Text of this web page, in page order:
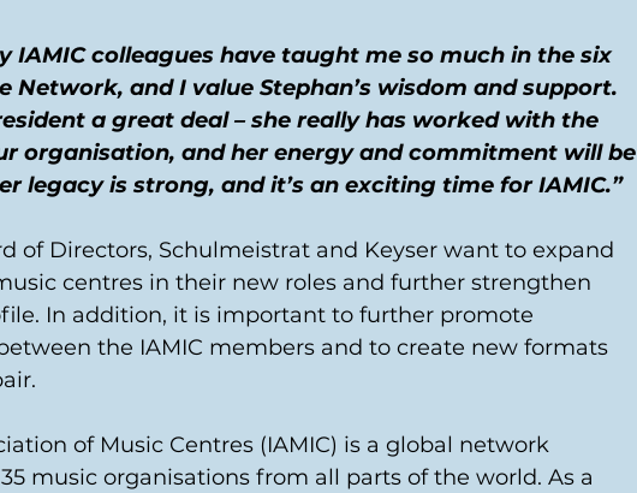
IAMIC colleagues have taught me so much in the six
Network, and I value Stephan’s wisdom and support.
a great deal – she really has worked with the
organisation, and her energy and commitment will be
legacy is strong, and it’s an exciting time for IAMIC.”
of Directors, Schulmeistrat and Keyser want to expand
centres in their new roles and further strengthen
In addition, it is important to further promote
the IAMIC members and to create new formats
of Music Centres (IAMIC) is a global network
music organisations from all parts of the world. As a